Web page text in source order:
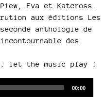
Eva et Katcross.
aux éditions Les
anthologie de
des
: let the music play !
Total
00:00